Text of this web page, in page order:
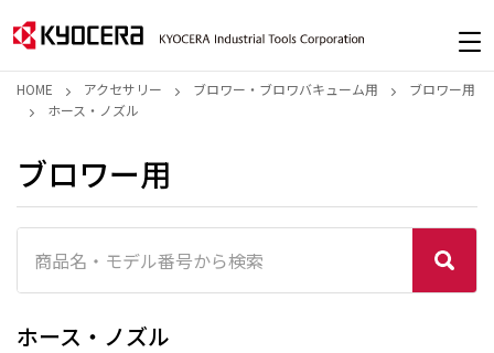
HOME アクセサリー ブロワー・ブロワバキューム用
ブロワー用
ホース・ノズル
ブロワー用
ホース・ノズル